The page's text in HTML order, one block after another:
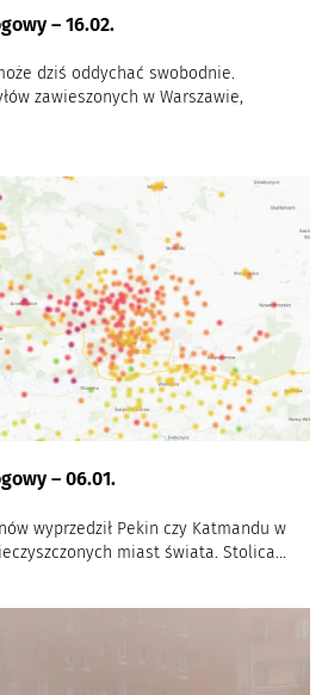
– 16.02.
dziś oddychać swobodnie.
zawieszonych w Warszawie,
– 06.01.
wyprzedził Pekin czy Katmandu w
miast świata. Stolica...